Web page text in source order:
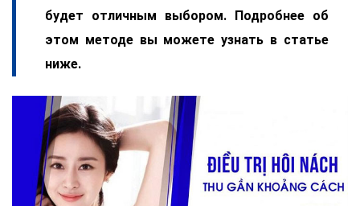
будет отличным выбором. Подробнее об
этом методе вы можете узнать в статье
ниже.